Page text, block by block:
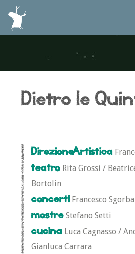
Dietro le
Direzione Artistica
teatroRita Grossi /
Bortolin
concertiFrancesco
mostreStefano Setti
cucinaLuca Cagnasso /
Gianluca Carrara